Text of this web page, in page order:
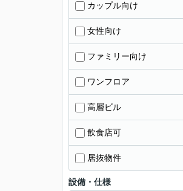
カップル向け
女性向け
ファミリー向け
ワンフロア
高層ビル
飲食店可
居抜物件
設備・仕様